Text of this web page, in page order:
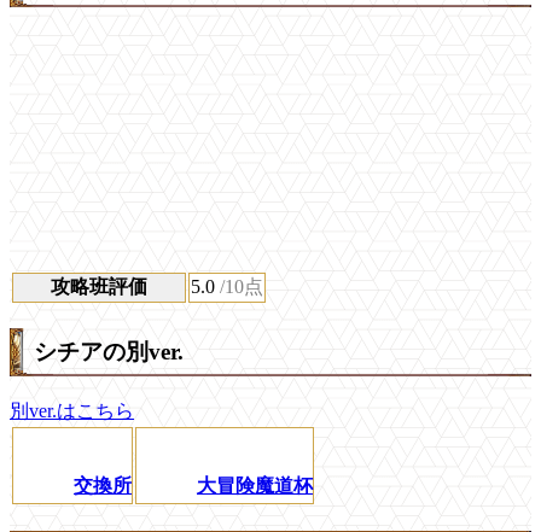
攻略班評価 5.0 /10点
シチアの別ver.
別ver.はこちら
交換所 大冒険魔道杯